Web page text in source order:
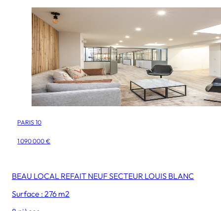
PARIS 10
1 090 000 €
BEAU LOCAL REFAIT NEUF SECTEUR LOUIS BLANC
Surface : 276 m2